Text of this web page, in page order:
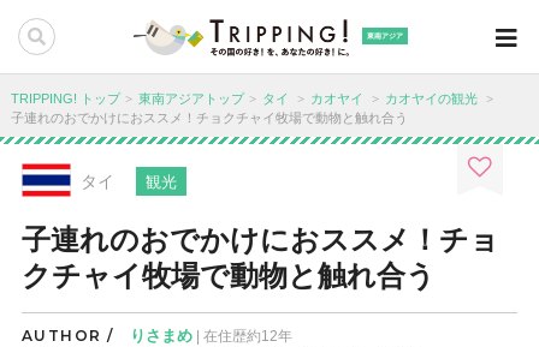
東南アジア
TRIPPING! トップ 東南アジアトップ タイ カオヤイ
カオヤイの観光
子連れのおでかけにおススメ！チョクチャイ牧場で動物と触れ合う
タイ 観光
子連れのおでかけにおススメ！チョ
クチャイ牧場で動物と触れ合う
AUTHOR / りさまめ| 在住歴約12年